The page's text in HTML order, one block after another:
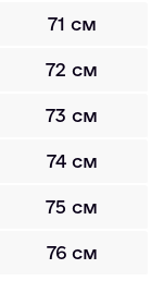
71 см
72 см
73 см
74 см
75 см
76 см